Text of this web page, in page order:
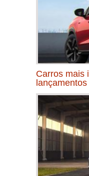
Carros mais